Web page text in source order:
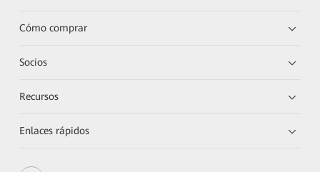
Cómo comprar
Socios
Recursos
Enlaces rápidos